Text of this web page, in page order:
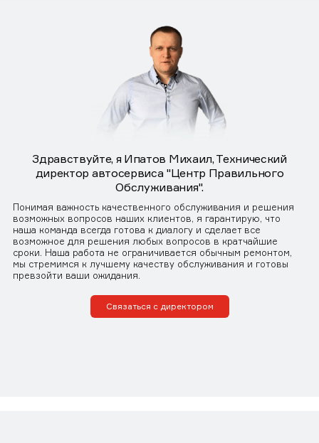
Здравствуйте, я Ипатов Михаил, Технический
директор автосервиса "Центр Правильного
Обслуживания".
Понимая важность качественного обслуживания и решения
возможных вопросов наших клиентов, я гарантирую, что
наша команда всегда готова к диалогу и сделает все
возможное для решения любых вопросов в кратчайшие
сроки. Наша работа не ограничивается обычным ремонтом,
мы стремимся к лучшему качеству обслуживания и готовы
превзойти ваши ожидания.
Связаться с директором